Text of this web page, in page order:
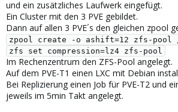
und ein zusätzliches Laufwerk eingefügt.
Ein Cluster mit den 3 PVE gebildet.
Dann auf allen 3 PVE´s den gleichen zpool
zpool create -o ashift=12 zfs-pool
zfs set compression=lz4 zfs-pool
Im Rechenzentrum den ZFS-Pool angelegt.
Auf dem PVE-T1 einen LXC mit Debian
Bei Replizierung einen Job für PVE-T2 und
jeweils im 5min Takt angelegt.